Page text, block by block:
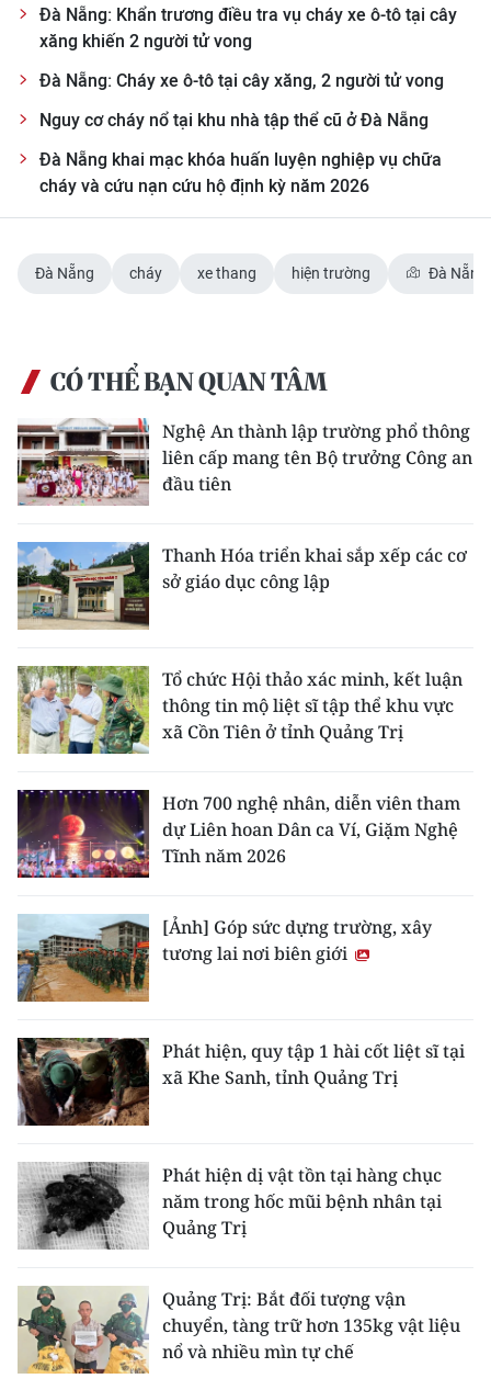
Đà Nẵng: Khẩn trương điều tra vụ cháy xe ô-tô tại cây
xăng khiến 2 người tử vong
Đà Nẵng: Cháy xe ô-tô tại cây xăng, 2 người tử vong
Nguy cơ cháy nổ tại khu nhà tập thể cũ ở Đà Nẵng
Đà Nẵng khai mạc khóa huấn luyện nghiệp vụ chữa
cháy và cứu nạn cứu hộ định kỳ năm 2026
Đà Nẵng cháy xe thang hiện trường Đà Nẵng
CÓ THỂ BẠN QUAN TÂM
Nghệ An thành lập trường phổ thông
liên cấp mang tên Bộ trưởng Công an
đầu tiên
Thanh Hóa triển khai sắp xếp các cơ
sở giáo dục công lập
Tổ chức Hội thảo xác minh, kết luận
thông tin mộ liệt sĩ tập thể khu vực
xã Cồn Tiên ở tỉnh Quảng Trị
Hơn 700 nghệ nhân, diễn viên tham
dự Liên hoan Dân ca Ví, Giặm Nghệ
Tĩnh năm 2026
[Ảnh] Góp sức dựng trường, xây
tương lai nơi biên giới
Phát hiện, quy tập 1 hài cốt liệt sĩ tại
xã Khe Sanh, tỉnh Quảng Trị
Phát hiện dị vật tồn tại hàng chục
năm trong hốc mũi bệnh nhân tại
Quảng Trị
Quảng Trị: Bắt đối tượng vận
chuyển, tàng trữ hơn 135kg vật liệu
nổ và nhiều mìn tự chế